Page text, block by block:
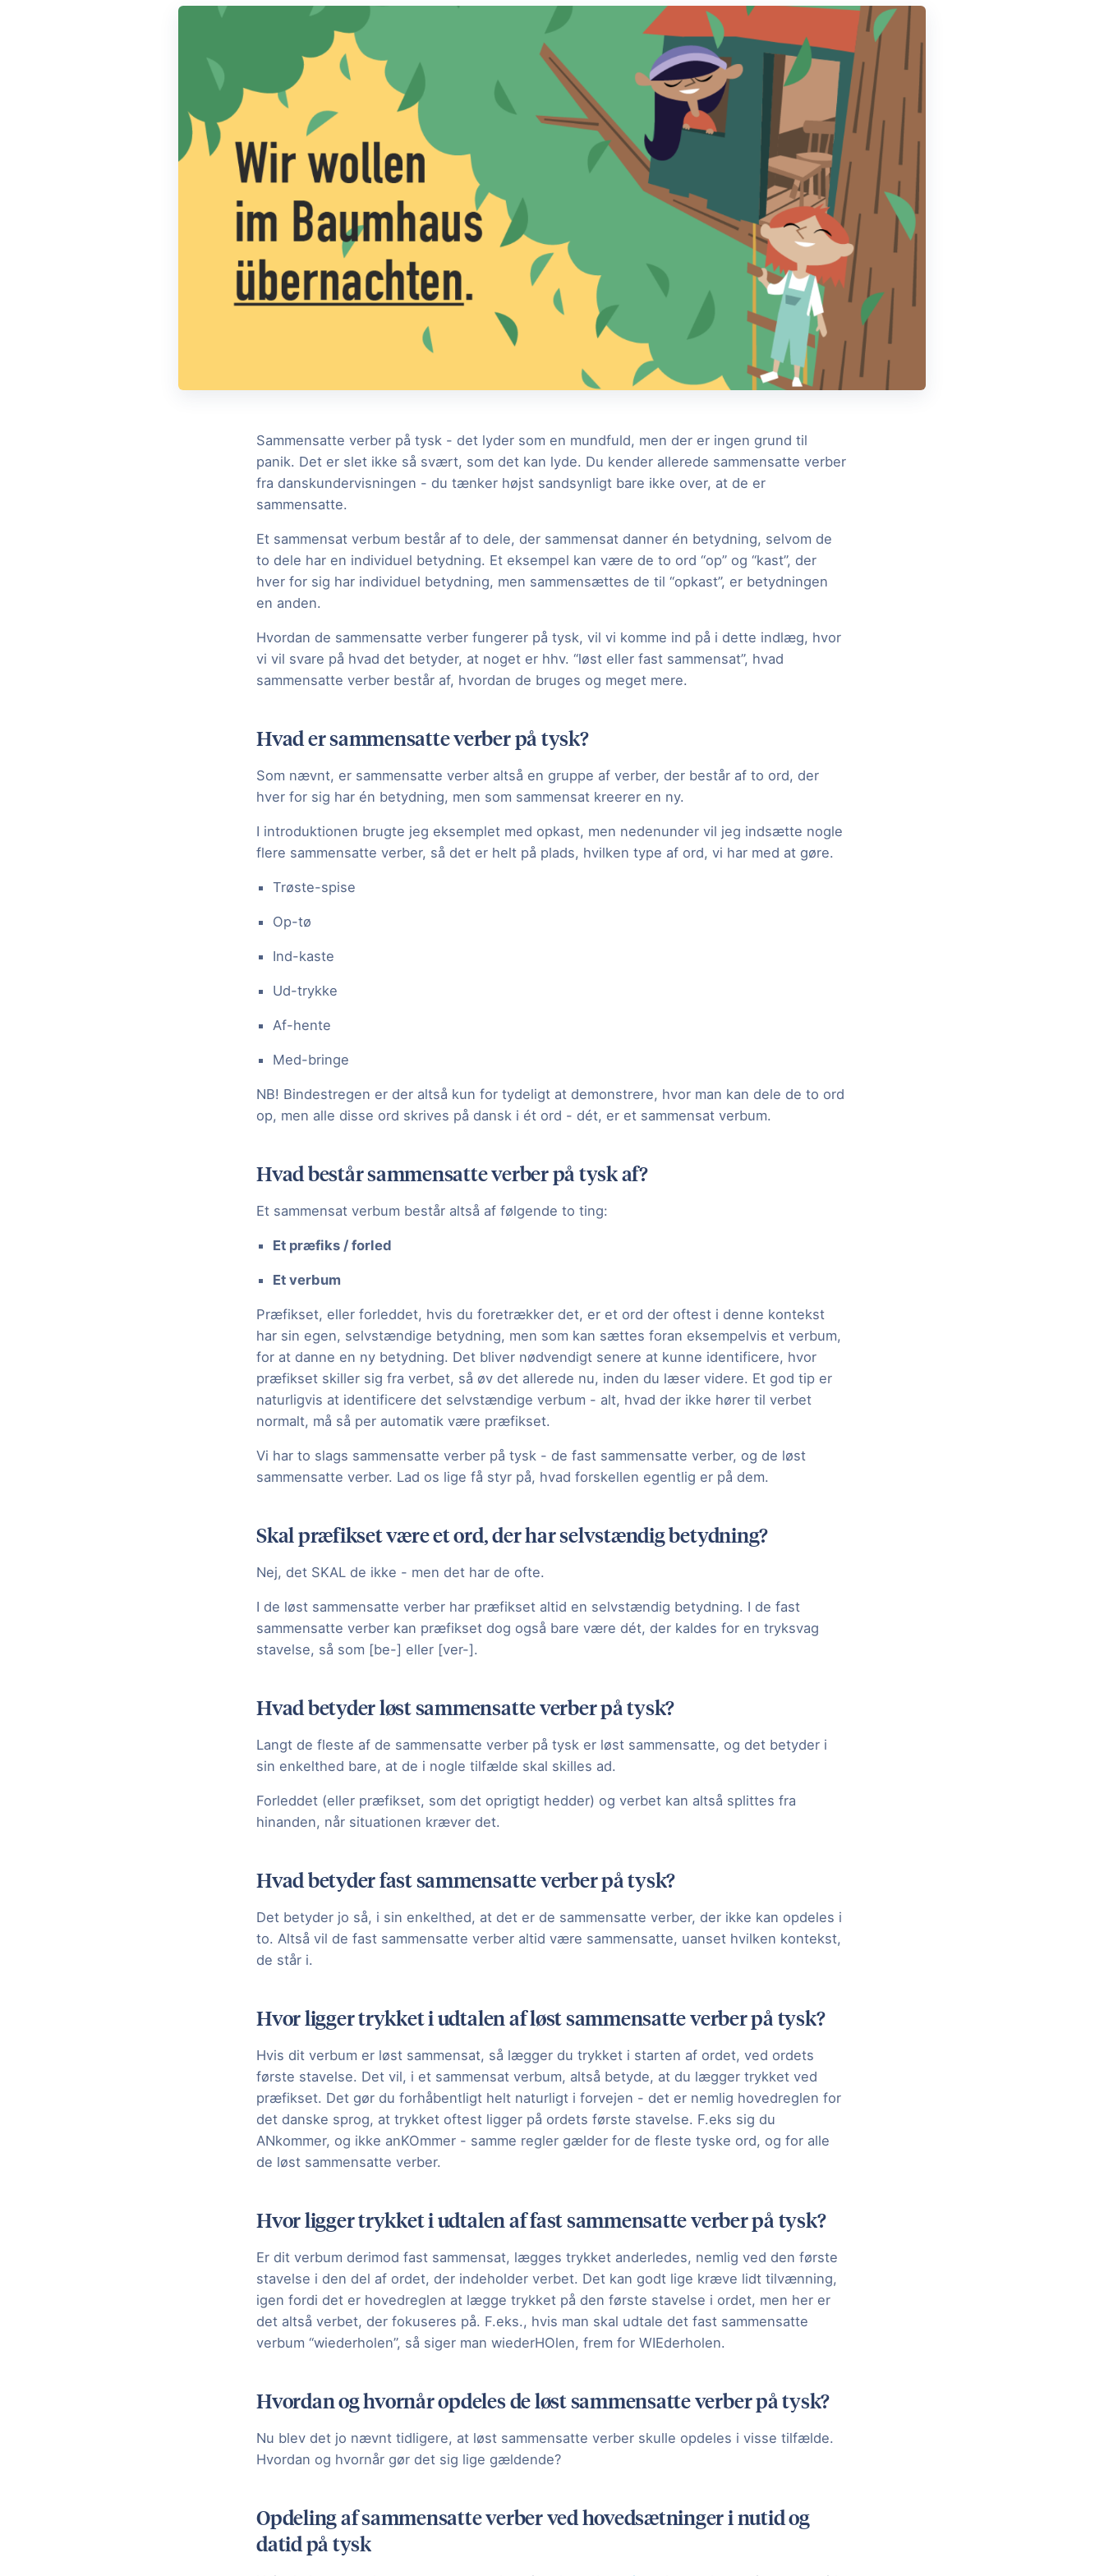
Sammensatte verber på tysk - det lyder som en mundfuld, men der er ingen grund til
panik. Det er slet ikke så svært, som det kan lyde. Du kender allerede sammensatte verber
fra danskundervisningen - du tænker højst sandsynligt bare ikke over, at de er
sammensatte.
Et sammensat verbum består af to dele, der sammensat danner én betydning, selvom de
to dele har en individuel betydning. Et eksempel kan være de to ord “op” og “kast”, der
hver for sig har individuel betydning, men sammensættes de til “opkast”, er betydningen
en anden.
Hvordan de sammensatte verber fungerer på tysk, vil vi komme ind på i dette indlæg, hvor
vi vil svare på hvad det betyder, at noget er hhv. “løst eller fast sammensat”, hvad
sammensatte verber består af, hvordan de bruges og meget mere.
Hvad er sammensatte verber på tysk?
Som nævnt, er sammensatte verber altså en gruppe af verber, der består af to ord, der
hver for sig har én betydning, men som sammensat kreerer en ny.
I introduktionen brugte jeg eksemplet med opkast, men nedenunder vil jeg indsætte nogle
flere sammensatte verber, så det er helt på plads, hvilken type af ord, vi har med at gøre.
Trøste-spise
Op-tø
Ind-kaste
Ud-trykke
Af-hente
Med-bringe
NB! Bindestregen er der altså kun for tydeligt at demonstrere, hvor man kan dele de to ord
op, men alle disse ord skrives på dansk i ét ord - dét, er et sammensat verbum.
Hvad består sammensatte verber på tysk af?
Et sammensat verbum består altså af følgende to ting:
Et præfiks / forled
Et verbum
Præfikset, eller forleddet, hvis du foretrækker det, er et ord der oftest i denne kontekst
har sin egen, selvstændige betydning, men som kan sættes foran eksempelvis et verbum,
for at danne en ny betydning. Det bliver nødvendigt senere at kunne identificere, hvor
præfikset skiller sig fra verbet, så øv det allerede nu, inden du læser videre. Et god tip er
naturligvis at identificere det selvstændige verbum - alt, hvad der ikke hører til verbet
normalt, må så per automatik være præfikset.
Vi har to slags sammensatte verber på tysk - de fast sammensatte verber, og de løst
sammensatte verber. Lad os lige få styr på, hvad forskellen egentlig er på dem.
Skal præfikset være et ord, der har selvstændig betydning?
Nej, det SKAL de ikke - men det har de ofte.
I de løst sammensatte verber har præfikset altid en selvstændig betydning. I de fast
sammensatte verber kan præfikset dog også bare være dét, der kaldes for en tryksvag
stavelse, så som [be-] eller [ver-].
Hvad betyder løst sammensatte verber på tysk?
Langt de fleste af de sammensatte verber på tysk er løst sammensatte, og det betyder i
sin enkelthed bare, at de i nogle tilfælde skal skilles ad.
Forleddet (eller præfikset, som det oprigtigt hedder) og verbet kan altså splittes fra
hinanden, når situationen kræver det.
Hvad betyder fast sammensatte verber på tysk?
Det betyder jo så, i sin enkelthed, at det er de sammensatte verber, der ikke kan opdeles i
to. Altså vil de fast sammensatte verber altid være sammensatte, uanset hvilken kontekst,
de står i.
Hvor ligger trykket i udtalen af løst sammensatte verber på tysk?
Hvis dit verbum er løst sammensat, så lægger du trykket i starten af ordet, ved ordets
første stavelse. Det vil, i et sammensat verbum, altså betyde, at du lægger trykket ved
præfikset. Det gør du forhåbentligt helt naturligt i forvejen - det er nemlig hovedreglen for
det danske sprog, at trykket oftest ligger på ordets første stavelse. F.eks sig du
ANkommer, og ikke anKOmmer - samme regler gælder for de fleste tyske ord, og for alle
de løst sammensatte verber.
Hvor ligger trykket i udtalen af fast sammensatte verber på tysk?
Er dit verbum derimod fast sammensat, lægges trykket anderledes, nemlig ved den første
stavelse i den del af ordet, der indeholder verbet. Det kan godt lige kræve lidt tilvænning,
igen fordi det er hovedreglen at lægge trykket på den første stavelse i ordet, men her er
det altså verbet, der fokuseres på. F.eks., hvis man skal udtale det fast sammensatte
verbum “wiederholen”, så siger man wiederHOlen, frem for WIEderholen.
Hvordan og hvornår opdeles de løst sammensatte verber på tysk?
Nu blev det jo nævnt tidligere, at løst sammensatte verber skulle opdeles i visse tilfælde.
Hvordan og hvornår gør det sig lige gældende?
Opdeling af sammensatte verber ved hovedsætninger i nutid og
datid på tysk